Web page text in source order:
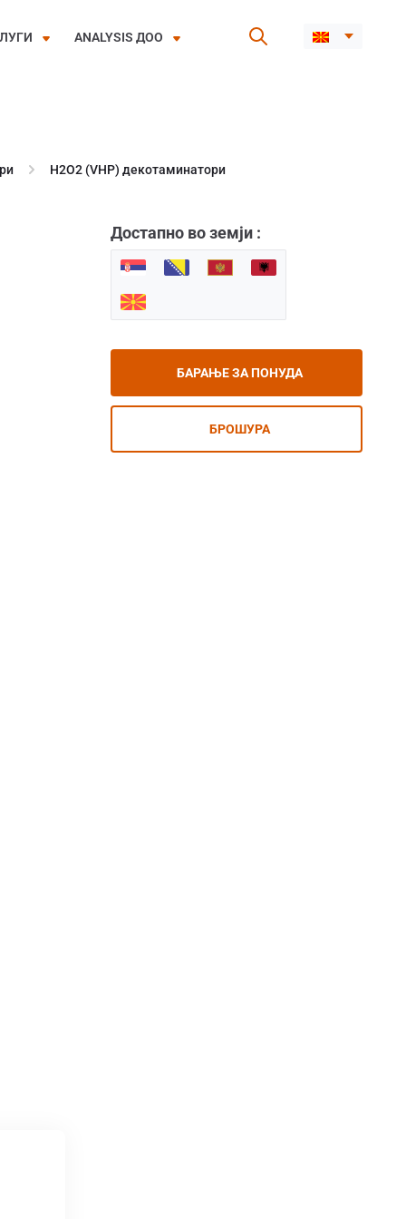
ANALYSIS ДОО
H2O2 (VHP) декотаминатори
Достапно во земји :
БАРАЊЕ ЗА ПОНУДА
БРОШУРА